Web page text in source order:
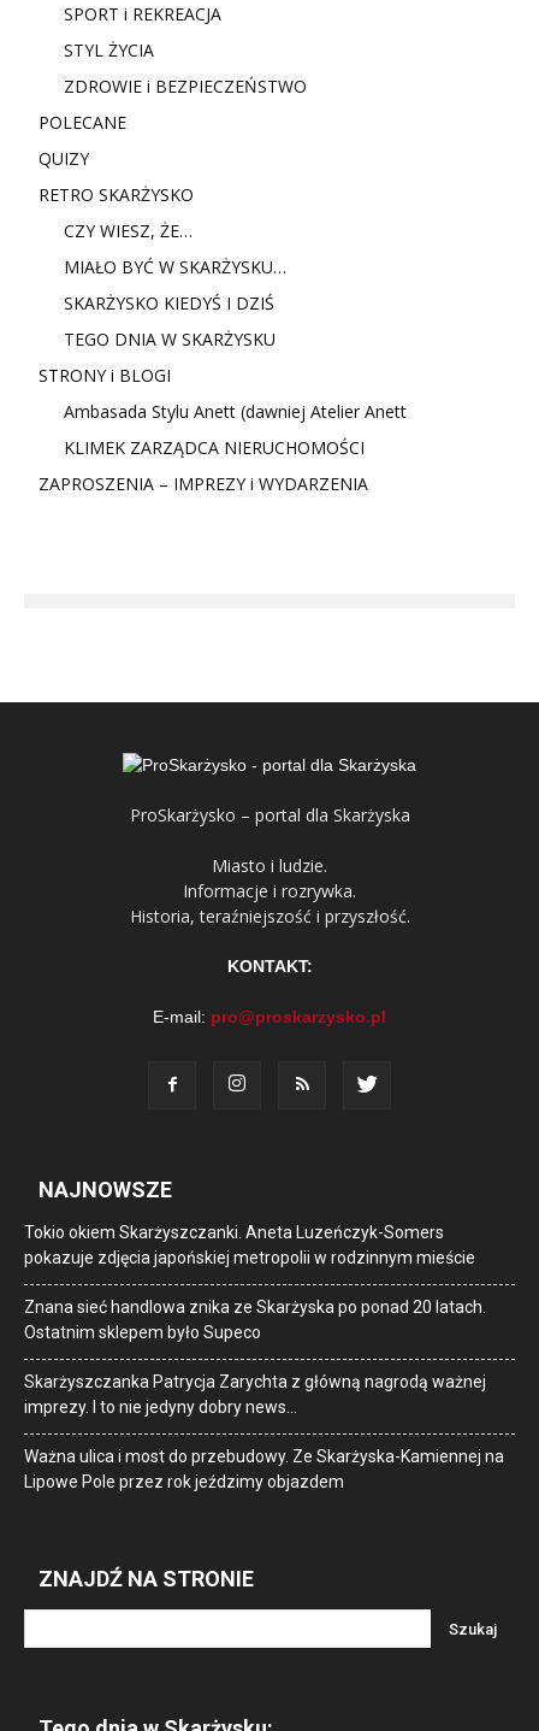
SPORT i REKREACJA
STYL ŻYCIA
ZDROWIE i BEZPIECZEŃSTWO
POLECANE
QUIZY
RETRO SKARŻYSKO
CZY WIESZ, ŻE…
MIAŁO BYĆ W SKARŻYSKU…
SKARŻYSKO KIEDYŚ I DZIŚ
TEGO DNIA W SKARŻYSKU
STRONY i BLOGI
Ambasada Stylu Anett (dawniej Atelier Anett
KLIMEK ZARZĄDCA NIERUCHOMOŚCI
ZAPROSZENIA – IMPREZY i WYDARZENIA
ProSkarżysko – portal dla Skarżyska
Miasto i ludzie.
Informacje i rozrywka.
Historia, teraźniejszość i przyszłość.
KONTAKT:
E-mail: pro@proskarzysko.pl
NAJNOWSZE
Tokio okiem Skarżyszczanki. Aneta Luzeńczyk-Somers
pokazuje zdjęcia japońskiej metropolii w rodzinnym mieście
Znana sieć handlowa znika ze Skarżyska po ponad 20 latach.
Ostatnim sklepem było Supeco
Skarżyszczanka Patrycja Zarychta z główną nagrodą ważnej
imprezy. I to nie jedyny dobry news…
Ważna ulica i most do przebudowy. Ze Skarżyska-Kamiennej na
Lipowe Pole przez rok jeździmy objazdem
ZNAJDŹ NA STRONIE